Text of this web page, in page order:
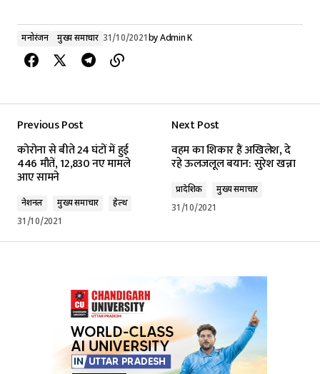
मनोरंजन मुख्य समाचार 31/10/2021byAdmin K
Previous Post
कोरोना से बीते 24 घंटों में हुई
446 मौतें, 12,830 नए मामले
आए सामने
नेशनल मुख्य समाचार
हेल्थ
31/10/2021
Next Post
वहम का शिकार हैं अखिलेश, दे
रहे ऊलजलूल बयान: सुरेश खन्ना
प्रादेशिक
मुख्य समाचार
31/10/2021